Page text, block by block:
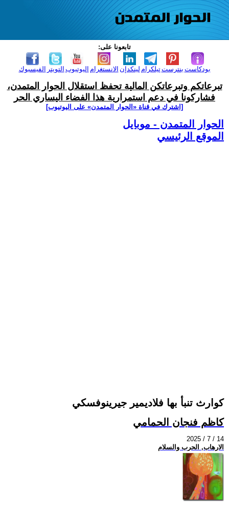
تابعونا على:
الفيسبوك التويتر اليوتيوب الانستغرام لينكدإن تيلكرامبنترست بودكاست
تبرعاتكم وتبرعاتكن المالية تحفظ استقلال الحوار المتمدن،
فشاركونا في دعم استمرارية هذا الفضاء اليساري الحر
[اشترك في قناة ‫«الحوار المتمدن» على اليوتيوب]
الحوار المتمدن - موبايل
الموقع الرئيسي
كوارث تنبأ بها فلاديمير جيرينوفسكي
كاظم فنجان الحمامي
2025 / 7 / 14
الارهاب, الحرب والسلام